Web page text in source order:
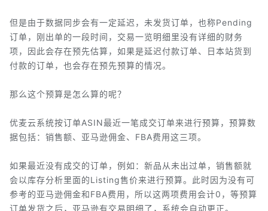
但是由于数据同步会有一定延迟，未发货订单，也称Pending
订单，刚出单的一段时间，交易一览明细里没有详细的财务
项，因此会存在预先估算，如果是延迟付款订单、日本站货到
付款的订单，也会存在预先预算的情况。
那么这个预算是怎么算的呢？
优麦云系统按订单ASIN最近一笔成交订单来进行预算，预算数
据包括：销售额、亚马逊佣金、FBA费用这三项。
如果最近没有成交的订单，例如：新品从未出过单，销售额就
会以库存分析里面的Listing售价来进行预算。此时因为没有可
参考的亚马逊佣金和FBA费用，所以这两项费用会计0，等预算
订单发货之后，亚马逊有交易明细了，系统会自动更正。